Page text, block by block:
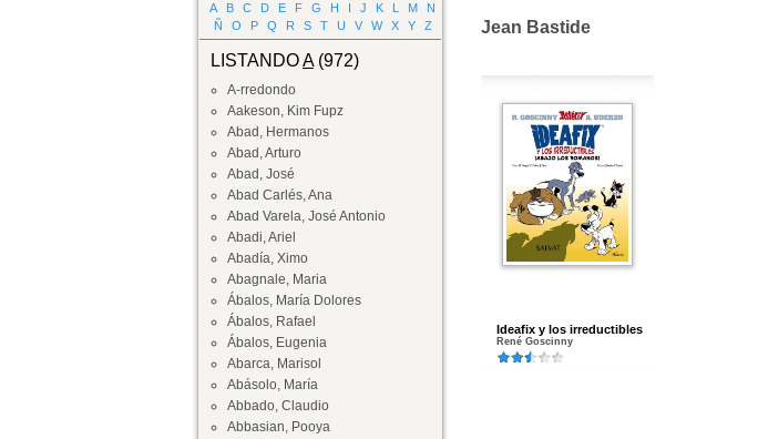
A B C D E F G H I J K L M
N
Ñ
O P Q R S T U V W X Y Z
LISTANDOA(972)
A-rredondo
Aakeson, Kim Fupz
Abad, Hermanos
Abad, Arturo
Abad, José
Abad Carlés, Ana
Abad Varela, José Antonio
Abadi, Ariel
Abadía, Ximo
Abagnale, Maria
Ábalos, María Dolores
Ábalos, Rafael
Ábalos, Eugenia
Abarca, Marisol
Abásolo, María
Abbado, Claudio
Abbasian, Pooya
Jean Bastide
Ideafix y los irreductibles
René Goscinny